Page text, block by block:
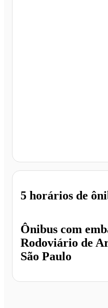
Ônibus com
Rodoviário de
São Paulo
5 horários de